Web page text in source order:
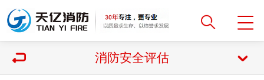
消防安全评估